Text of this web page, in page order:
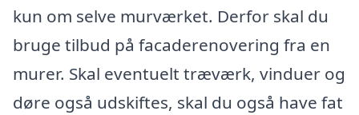
kun om selve murværket. Derfor skal du
bruge tilbud på facaderenovering fra en
murer. Skal eventuelt træværk, vinduer og
døre også udskiftes, skal du også have fat